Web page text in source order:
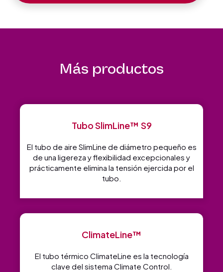
Más productos
Tubo SlimLine™ S9
El tubo de aire SlimLine de diámetro pequeño es
de una ligereza y flexibilidad excepcionales y
prácticamente elimina la tensión ejercida por el
tubo.
ClimateLine™
El tubo térmico ClimateLine es la tecnología
clave del sistema Climate Control.